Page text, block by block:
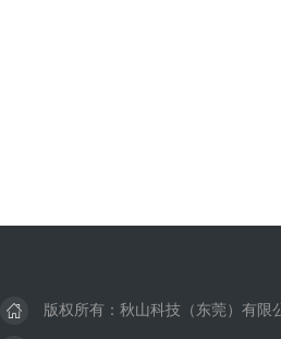
版权所有：秋山科技（东莞）有限